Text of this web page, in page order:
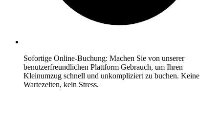
Sofortige Online-Buchung: Machen Sie von unserer
benutzerfreundlichen Plattform Gebrauch, um Ihren
Kleinumzug schnell und unkompliziert zu buchen. Keine
Wartezeiten, kein Stress.